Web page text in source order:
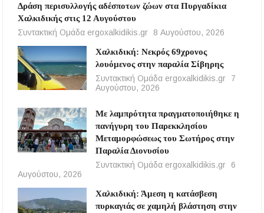
Δράση περισυλλογής αδέσποτων ζώων στα Πυργαδίκια
Χαλκιδικής στις 12 Αυγούστου
Συντακτική Ομάδα ergoxalkidikis.gr
8 Αυγούστου, 2026
Χαλκιδική: Νεκρός 69χρονος
λουόμενος στην παραλία Σίβηρης
Συντακτική Ομάδα ergoxalkidikis.gr
7
Αυγούστου, 2026
Με λαμπρότητα πραγματοποιήθηκε η
πανήγυρη του Παρεκκλησίου
Μεταμορφώσεως του Σωτήρος στην
Παραλία Διονυσίου
Συντακτική Ομάδα ergoxalkidikis.gr
6
Αυγούστου, 2026
Χαλκιδική: Άμεση η κατάσβεση
πυρκαγιάς σε χαμηλή βλάστηση στην